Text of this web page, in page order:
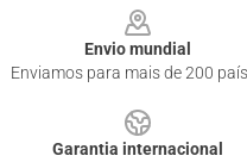
Envio mundial
Enviamos para mais de 200
Garantia internacional